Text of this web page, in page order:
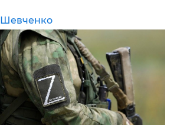
Шевченко